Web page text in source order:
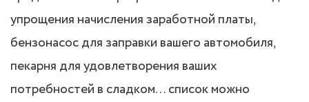
упрощения начисления заработной платы,
бензонасос для заправки вашего автомобиля,
пекарня для удовлетворения ваших
потребностей в сладком… список можно